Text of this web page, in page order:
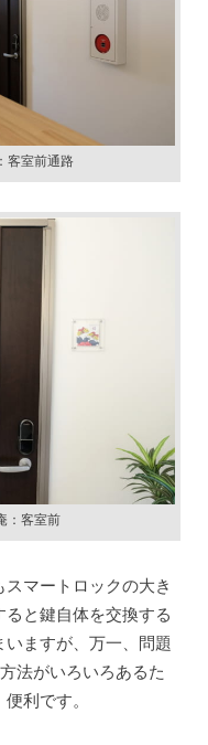
客室前通路
：客室前
マートロックの大き
と鍵自体を交換する
ますが、万一、問題
法がいろいろあるた
利です。